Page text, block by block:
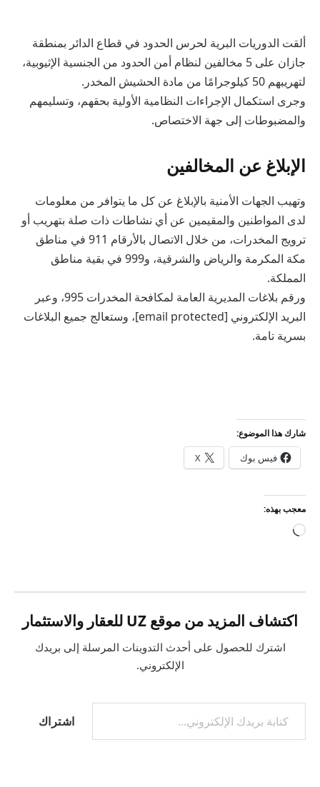
ألقت الدوريات البرية لحرس الحدود في قطاع الدائر بمنطقة
جازان على 5 مخالفين لنظام أمن الحدود من الجنسية الإثيوبية،
لتهريبهم 50 كيلوجرامًا من مادة الحشيش المخدر.
وجرى استكمال الإجراءات النظامية الأولية بحقهم، وتسليمهم
والمضبوطات إلى جهة الاختصاص.
الإبلاغ عن المخالفين
وتهيب الجهات الأمنية بالإبلاغ عن كل ما يتوافر من معلومات
لدى المواطنين والمقيمين عن أي نشاطات ذات صلة بتهريب أو
ترويج المخدرات، من خلال الاتصال بالأرقام 911 في مناطق
مكة المكرمة والرياض والشرقية، و999 في بقية مناطق
المملكة.
ورقم بلاغات المديرية العامة لمكافحة المخدرات 995، وعبر
البريد الإلكتروني [email protected]، وستعالج جميع البلاغات
بسرية تامة.
شارك هذا الموضوع:
فيس بوك X
معجب بهذه:
جاري
اكتشاف المزيد من موقع UZ للعقار والاستثمار
اشترك للحصول على أحدث التدوينات المرسلة إلى بريدك
الإلكتروني.
كتابة بريدك الإلكتروني...
اشتراك